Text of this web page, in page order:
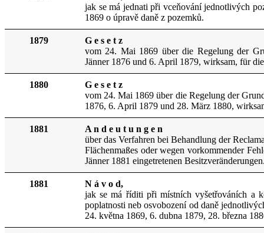
jak se má jednati při vceňování jednotlivých
1869 o úpravě daně z pozemků.
1879
G e s e t z
vom 24. Mai 1869 über die Regelung der
Jänner 1876 und 6. April 1879, wirksam, für
1880
G e s e t z
vom 24. Mai 1869 über die Regelung der
1876, 6. April 1879 und 28. März 1880,
1881
A n d e u t u n g e n
über das Verfahren bei Behandlung der
Flächenmaßes oder wegen vorkommender
Jänner 1881 eingetretenen
1881
N á v o d,
jak se má říditi při místních vyšetřováních a
poplatnosti neb osvobození od daně
24. května 1869, 6. dubna 1879, 28. března